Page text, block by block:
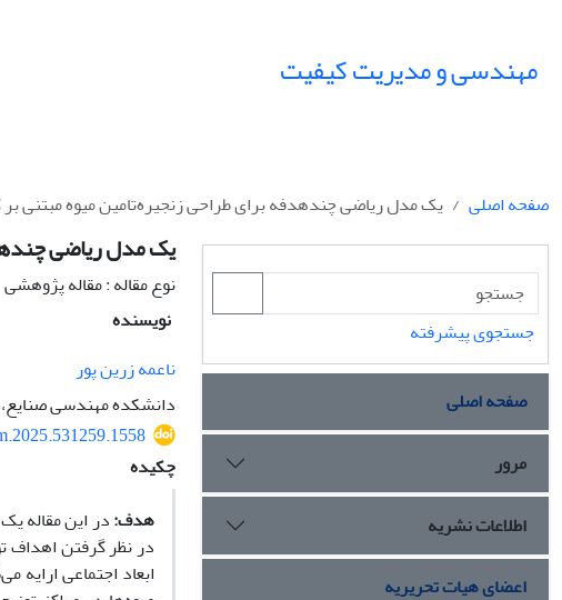
مهندسی و مدیریت کیفیت
صفحه اصلی یک مدل ریاضی چندهدفه برای طراحی زنجیره‌تامین میوه مبتنی
یک مدل ریاضی
نوع مقاله : مقاله پژوهشی
نویسنده
ناعمه زرین پور
دانشکده مهندسی صنایع،
چکیده
هدف:در این مقاله
در نظر گرفتن اهداف
ابعاد اجتماعی
جستجوی پیشرفته
صفحه اصلی
مرور
اطلاعات نشریه
اعضای هیات تحریریه